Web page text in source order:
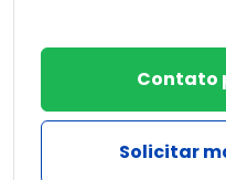
Contato
Solicitar